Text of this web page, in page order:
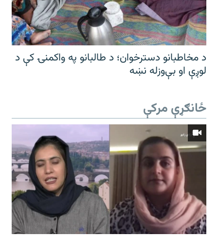
د مخاطبانو دسترخوان؛ د طالبانو په واکمنۍ کې د
لوږې او بې‌وزله نښه
ځانګړې مرکې